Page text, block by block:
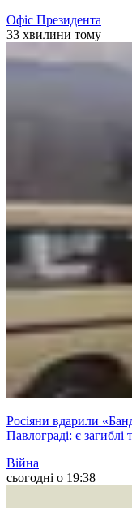
Офіс Президента
33 хвилини тому
Росіяни вдарили
Павлограді: є загиблі
Війна
сьогодні о 19:38